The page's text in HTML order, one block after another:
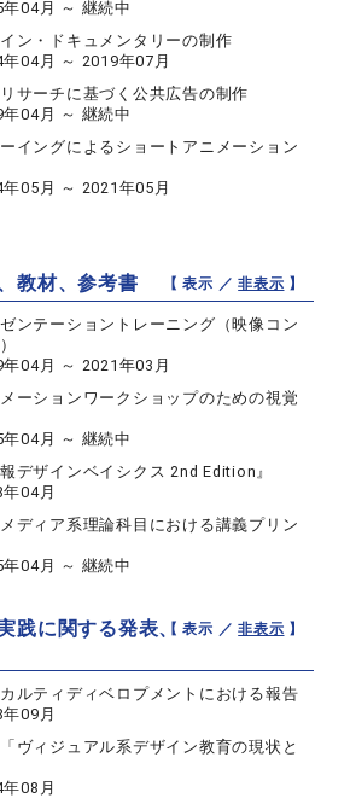
04月 ～ 継続中
ン・ドキュメンタリーの制作
04月 ～ 2019年07月
サーチに基づく公共広告の制作
04月 ～ 継続中
ーイングによるショートアニメーション
05月 ～ 2021年05月
教材、参考書 【 表示 ／非表示 】
ンテーショントレーニング（映像コン
04月 ～ 2021年03月
ーションワークショップのための視覚
04月 ～ 継続中
報デザインベイシクス 2nd Edition』
04月
ディア系理論科目における講義プリン
04月 ～ 継続中
践に関する発表、【 表示 ／非表示 】
ルティディベロプメントにおける報告
09月
ヴィジュアル系デザイン教育の現状と
08月